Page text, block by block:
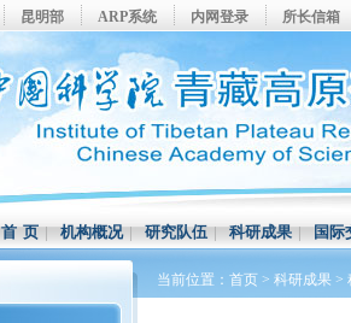
昆明部 ARP系统 内网登录 所长信箱
首 页|机构概况|研究队伍|科研成果|国际
当前位置： 首页 > 科研成果 >